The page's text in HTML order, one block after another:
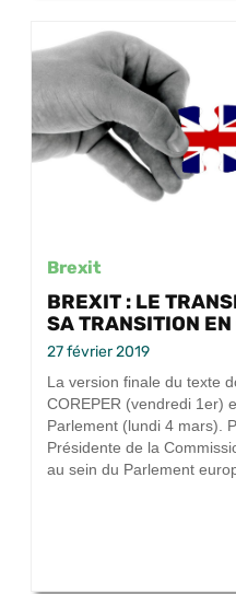
Brexit
BREXIT : LE
SA TRANSITION
27 février 2019
La version finale du texte
COREPER (vendredi 1er)
Parlement (lundi 4 mars).
Présidente de la
au sein du Parlement